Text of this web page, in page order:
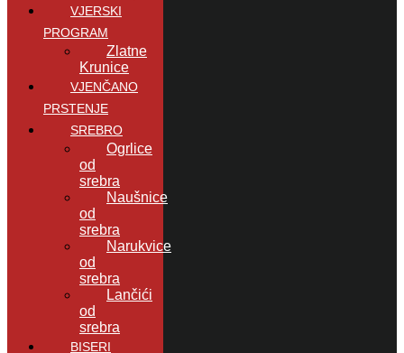
VJERSKI
PROGRAM
Zlatne
Krunice
VJENČANO
PRSTENJE
SREBRO
Ogrlice
od
srebra
Naušnice
od
srebra
Narukvice
od
srebra
Lančići
od
srebra
BISERI